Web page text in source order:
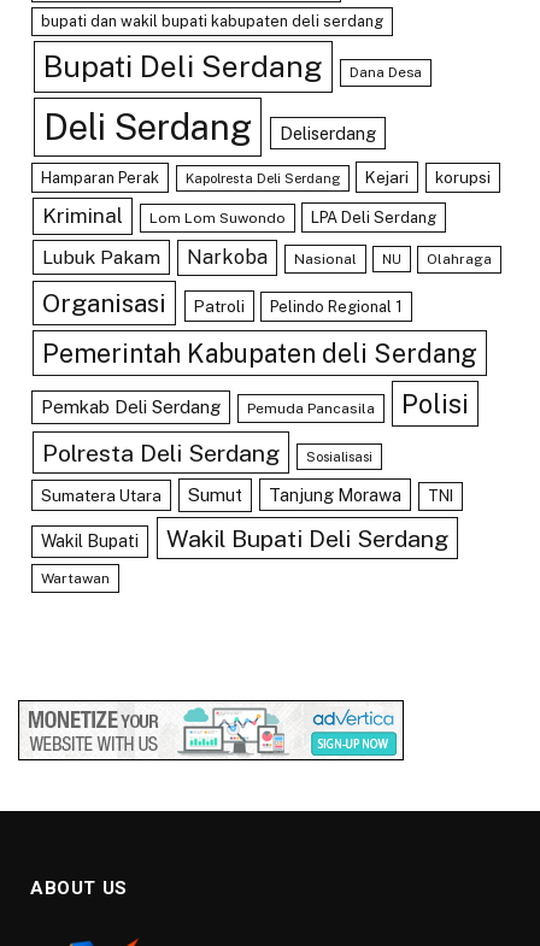
bupati dan wakil bupati kabupaten deli serdang
Bupati Deli Serdang Dana Desa
Deli Serdang Deliserdang
Hamparan Perak Kapolresta Deli Serdang Kejari korupsi
Kriminal Lom Lom Suwondo LPA Deli Serdang
Lubuk Pakam Narkoba Nasional NU Olahraga
Organisasi Patroli Pelindo Regional 1
Pemerintah Kabupaten deli Serdang
Pemkab Deli Serdang Pemuda Pancasila Polisi
Polresta Deli Serdang Sosialisasi
Sumatera Utara Sumut Tanjung Morawa TNI
Wakil Bupati Wakil Bupati Deli Serdang
Wartawan
ABOUT US